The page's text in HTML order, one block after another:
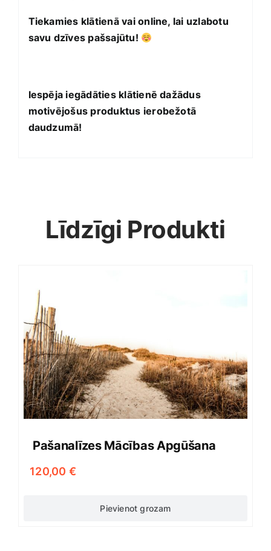
Tiekamies klātienā vai online, lai uzlabotu
savu dzīves pašsajūtu!
Iespēja iegādāties klātienē dažādus
motivējošus produktus ierobežotā
daudzumā!
Līdzīgi Produkti
Pašanalīzes Mācības Apgūšana
120,00 €
Pievienot grozam